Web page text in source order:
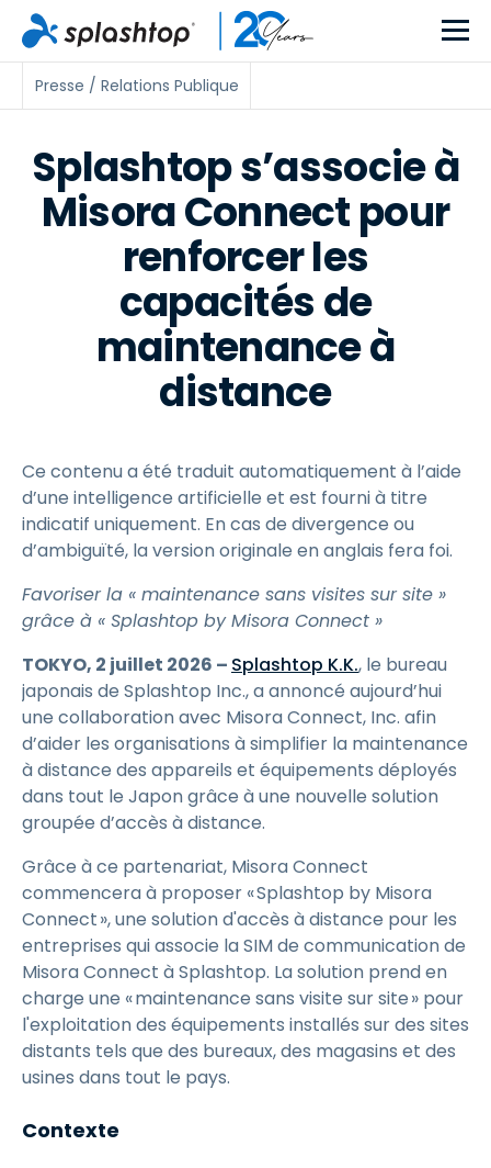
Presse / Relations Publique
Splashtop s’associe à
Misora Connect pour
renforcer les
capacités de
maintenance à
distance
Ce contenu a été traduit automatiquement à l’aide
d’une intelligence artificielle et est fourni à titre
indicatif uniquement. En cas de divergence ou
d’ambiguïté, la version originale en anglais fera foi.
Favoriser la « maintenance sans visites sur site »
grâce à « Splashtop by Misora Connect »
TOKYO, 2 juillet 2026 – Splashtop K.K., le bureau
japonais de Splashtop Inc., a annoncé aujourd’hui
une collaboration avec Misora Connect, Inc. afin
d’aider les organisations à simplifier la maintenance
à distance des appareils et équipements déployés
dans tout le Japon grâce à une nouvelle solution
groupée d’accès à distance.
Grâce à ce partenariat, Misora Connect
commencera à proposer « Splashtop by Misora
Connect », une solution d'accès à distance pour les
entreprises qui associe la SIM de communication de
Misora Connect à Splashtop. La solution prend en
charge une « maintenance sans visite sur site » pour
l'exploitation des équipements installés sur des sites
distants tels que des bureaux, des magasins et des
usines dans tout le pays.
Contexte